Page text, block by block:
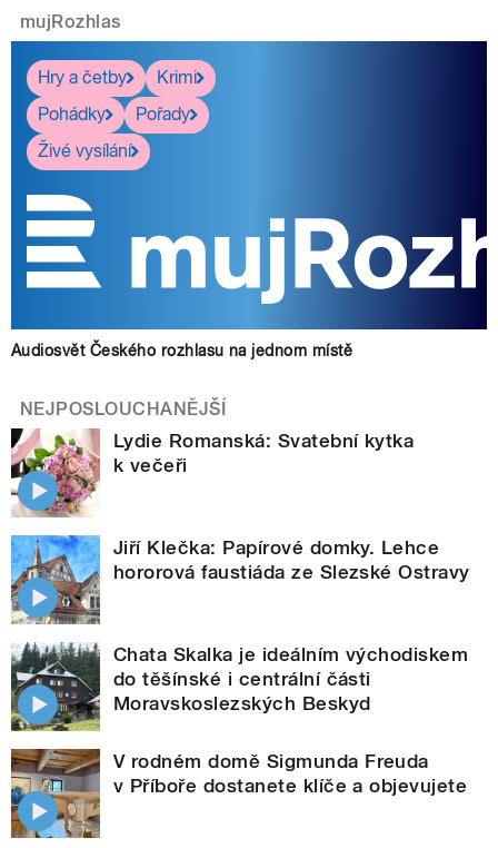
mujRozhlas
Hry a četby
Krimi
Pohádky
Pořady
Živé vysílání
Audiosvět Českého rozhlasu na jednom místě
NEJPOSLOUCHANĚJŠÍ
Lydie Romanská: Svatební kytka
k večeři
Jiří Klečka: Papírové domky. Lehce
hororová faustiáda ze Slezské Ostravy
Chata Skalka je ideálním východiskem
do těšínské i centrální části
Moravskoslezských Beskyd
V rodném domě Sigmunda Freuda
v Příboře dostanete klíče a objevujete